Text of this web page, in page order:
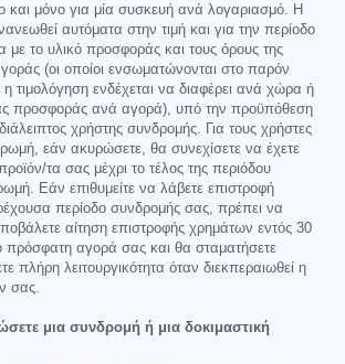
και μόνο για μία συσκευή ανά λογαριασμό. Η
αυτόματα στην τιμή και για την περίοδο
το υλικό προσφοράς και τους όρους της
(οι οποίοι ενσωματώνονται στο παρόν
τιμολόγηση ενδέχεται να διαφέρει ανά χώρα ή
προσφοράς ανά αγορά), υπό την προϋπόθεση
χρήστης συνδρομής. Για τους χρήστες
εάν ακυρώσετε, θα συνεχίσετε να έχετε
τα σας μέχρι το τέλος της περιόδου
Εάν επιθυμείτε να λάβετε επιστροφή
περίοδο συνδρομής σας, πρέπει να
αίτηση επιστροφής χρημάτων εντός 30
αγορά σας και θα σταματήσετε
πλήρη λειτουργικότητα όταν διεκπεραιωθεί η
σας.
μια συνδρομή ή μια δοκιμαστική